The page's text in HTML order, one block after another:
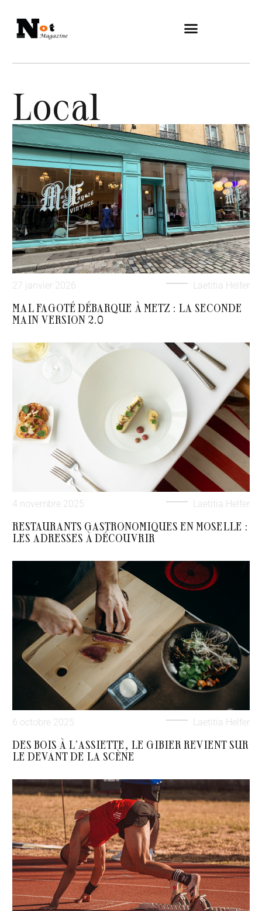
Local
27 janvier 2026 Laetitia Helfer
MAL FAGOTÉ DÉBARQUE À METZ : LA SECONDE
MAIN VERSION 2.0
4 novembre 2025 Laetitia Helfer
RESTAURANTS GASTRONOMIQUES EN MOSELLE :
LES ADRESSES À DÉCOUVRIR
6 octobre 2025 Laetitia Helfer
DES BOIS À L’ASSIETTE, LE GIBIER REVIENT SUR
LE DEVANT DE LA SCÈNE